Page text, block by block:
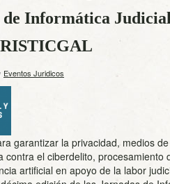
de Informática
Eventos Juridicos
garantizar la privacidad, medios
contra el ciberdelito, procesamiento
artificial en apoyo de la labor